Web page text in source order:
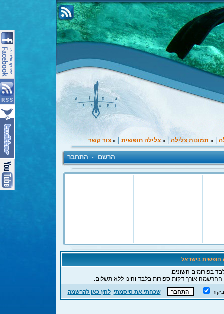
» תמונות צלילה » צלילה חופשית » צור קשר
הרשם • התחבר
חופשית בישראל
בפורומים השונים.
ההרשמה אורך דקות ספורות בלבד והינו ללא תשלום.
שכחתי את סיסמתי לחץ כאן להרשמה